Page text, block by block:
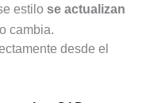
estilose actualizan
cambia.
desde el